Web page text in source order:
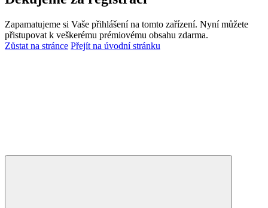
Zapamatujeme si Vaše přihlášení na tomto zařízení. Nyní můžete
přistupovat k veškerému prémiovému obsahu zdarma.
Zůstat na stránce Přejít na úvodní stránku